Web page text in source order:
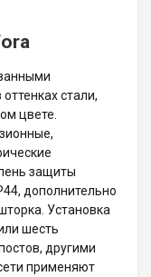
стали,
цвете.
защиты
дополнительно
Установка
шесть
другими
применяют